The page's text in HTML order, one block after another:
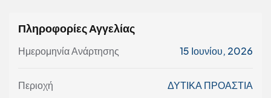
Πληροφορίες Αγγελίας
Ημερομηνία Ανάρτησης 15 Ιουνίου, 2026
Περιοχή ΔΥΤΙΚΑ ΠΡΟΑΣΤΙΑ